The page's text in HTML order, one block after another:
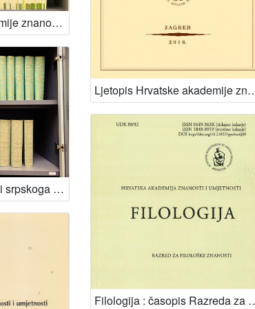
Rad Hrvatske akademije znanosti i umjetnosti (1991-)
Ljetopis Hrvatske
Rječnik hrvatskoga ili srpskoga jezika / na svijet izdaje Jugoslavenska akademija znanosti i umjetnosti
Filologija : časopis Razreda za